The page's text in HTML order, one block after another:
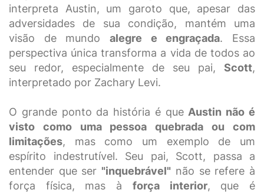
interpreta Austin, um garoto que, apesar das
adversidades de sua condição, mantém uma
visão de mundo alegre e engraçada. Essa
perspectiva única transforma a vida de todos ao
seu redor, especialmente de seu pai, Scott,
interpretado por Zachary Levi.
O grande ponto da história é que Austin não é
visto como uma pessoa quebrada ou com
limitações, mas como um exemplo de um
espírito indestrutível. Seu pai, Scott, passa a
entender que ser "inquebrável" não se refere à
força física, mas à força interior, que é